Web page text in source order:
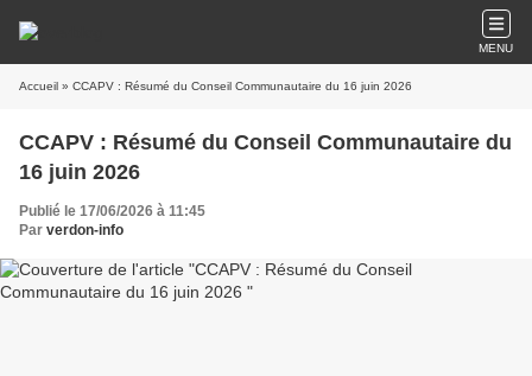
MENU
Accueil » CCAPV : Résumé du Conseil Communautaire du 16 juin 2026
CCAPV : Résumé du Conseil Communautaire du
16 juin 2026
Publié le 17/06/2026 à 11:45
Par verdon-info